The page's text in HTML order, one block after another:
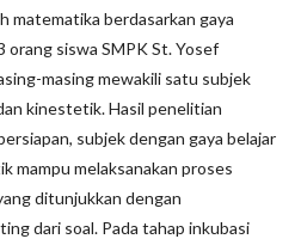
matematika berdasarkan gaya
orang siswa SMPK St. Yosef
masing mewakili satu subjek
kinestetik. Hasil penelitian
subjek dengan gaya belajar
mampu melaksanakan proses
ditunjukkan dengan
dari soal. Pada tahap inkubasi